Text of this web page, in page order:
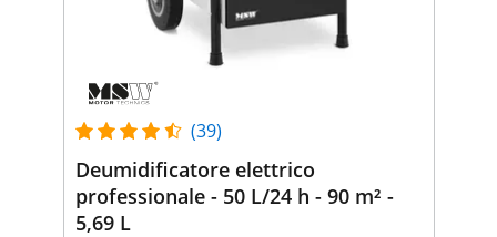
(39)
Deumidificatore elettrico
professionale - 50 L/24 h - 90 m² -
5,69 L